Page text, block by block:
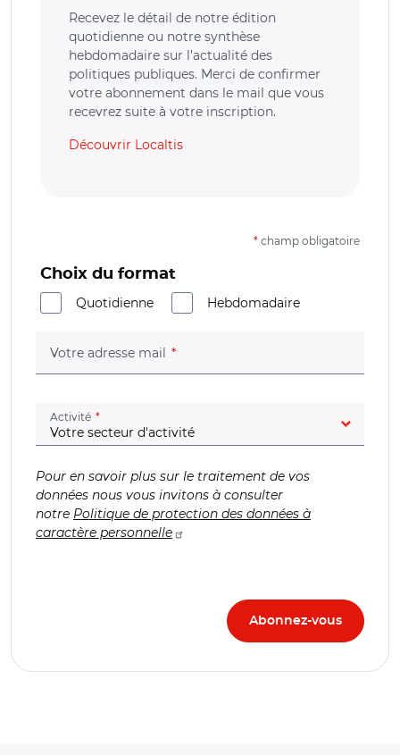
Recevez le détail de notre édition
quotidienne ou notre synthèse
hebdomadaire sur l’actualité des
politiques publiques. Merci de confirmer
votre abonnement dans le mail que vous
recevrez suite à votre inscription.
Découvrir Localtis
* champ obligatoire
Choix du format
Quotidienne
Hebdomadaire
Votre adresse mail (champ obligatoire)
Activité (champ obligatoire)
Pour en savoir plus sur le traitement de vos
données nous vous invitons à consulter
notre Politique de protection des données à
caractère personnelle